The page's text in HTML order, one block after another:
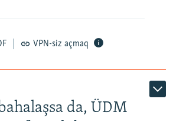
VPN-siz açmaq
da, ÜDM